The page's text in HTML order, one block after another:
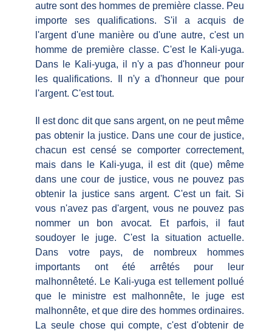
autre sont des hommes de première classe. Peu
importe ses qualifications. S'il a acquis de
l'argent d'une manière ou d'une autre, c'est un
homme de première classe. C'est le Kali-yuga.
Dans le Kali-yuga, il n'y a pas d'honneur pour
les qualifications. Il n'y a d'honneur que pour
l'argent. C'est tout.
Il est donc dit que sans argent, on ne peut même
pas obtenir la justice. Dans une cour de justice,
chacun est censé se comporter correctement,
mais dans le Kali-yuga, il est dit (que) même
dans une cour de justice, vous ne pouvez pas
obtenir la justice sans argent. C'est un fait. Si
vous n'avez pas d'argent, vous ne pouvez pas
nommer un bon avocat. Et parfois, il faut
soudoyer le juge. C'est la situation actuelle.
Dans votre pays, de nombreux hommes
importants ont été arrêtés pour leur
malhonnêteté. Le Kali-yuga est tellement pollué
que le ministre est malhonnête, le juge est
malhonnête, et que dire des hommes ordinaires.
La seule chose qui compte, c'est d'obtenir de